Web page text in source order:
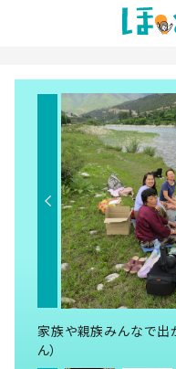
家族や親族みんなで出
ん）